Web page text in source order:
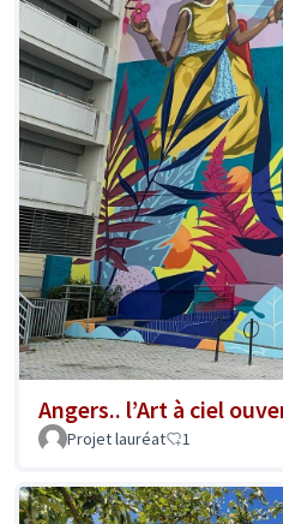
Angers.. l’Art à ciel
Projet lauréat 1